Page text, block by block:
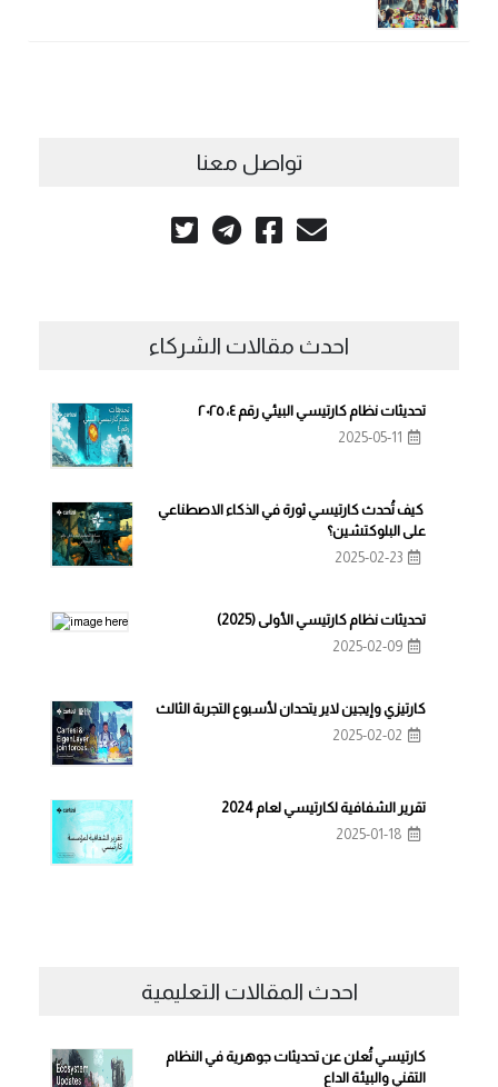
تواصل معنا
احدث مقالات الشركاء
تحديثات نظام كارتيسي البيئي رقم ٤، ٢٠٢٥
2025-05-11
كيف تُحدث كارتيسي ثورة في الذكاء الاصطناعي
على البلوكتشين؟
2025-02-23
تحديثات نظام كارتيسي الأولى (2025)
2025-02-09
كارتيزي وإيجين لاير يتحدان لأسبوع التجربة الثالث
2025-02-02
تقرير الشفافية لكارتيسي لعام 2024
2025-01-18
احدث المقالات التعليمية
كارتيسي تُعلن عن تحديثات جوهرية في النظام
التقني والبيئة الداع